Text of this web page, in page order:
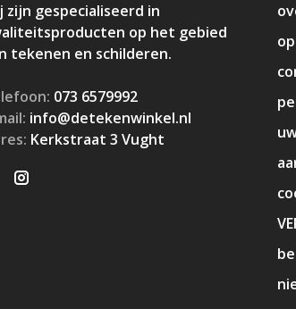
zijn gespecialiseerd in
op het gebied
tekenen en schilderen.
073 6579992
info@detekenwinkel.nl
Kerkstraat 3 Vught